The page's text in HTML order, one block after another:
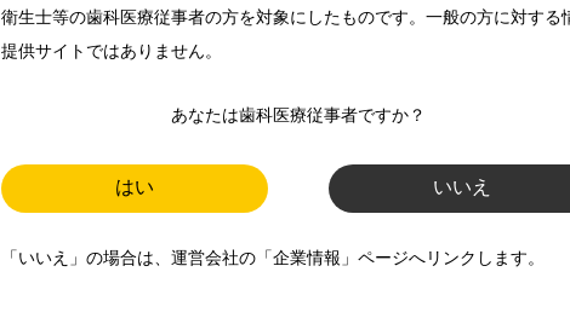
衛生士等の歯科医療従事者の方を対象にしたものです。一般の方に対する
提供サイトではありません。
あなたは歯科医療従事者ですか？
はい いいえ
「いいえ」の場合は、運営会社の「企業情報」ページへリンクします。
メールマガジンでお届け
師、歯科衛生士、歯科技工士）に
お届けします。